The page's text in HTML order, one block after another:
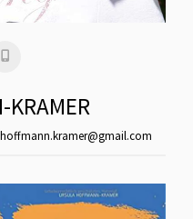
KRAMER